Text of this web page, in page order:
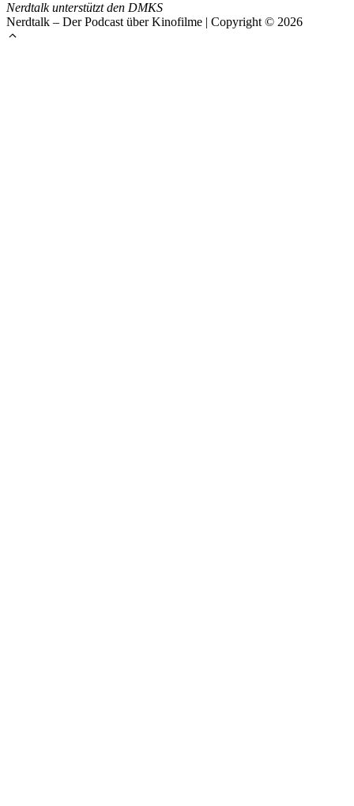
Nerdtalk unterstützt den DMKS
Nerdtalk – Der Podcast über Kinofilme | Copyright © 2026